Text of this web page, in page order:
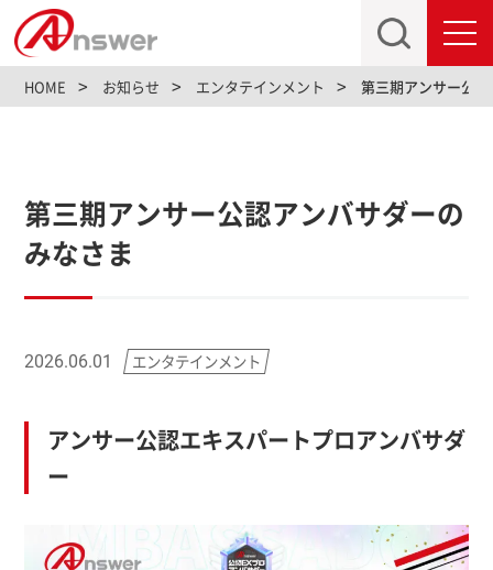
HOME お知らせ エンタテインメント 第三期アンサー公
第三期アンサー公認アンバサダーの
みなさま
2026.06.01 エンタテインメント
アンサー公認エキスパートプロアンバサダ
ー